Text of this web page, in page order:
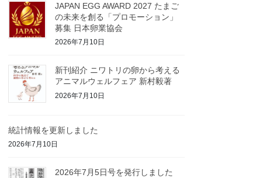
JAPAN EGG AWARD 2027 たまご
の未来を創る「プロモーション」
募集 日本卵業協会
2026年7月10日
新刊紹介 ニワトリの卵から考える
アニマルウェルフェア 新村毅著
2026年7月10日
統計情報を更新しました
2026年7月10日
2026年7月5日号を発行しました